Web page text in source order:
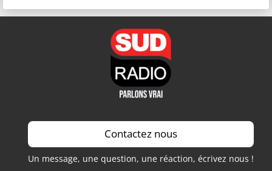
Contactez nous
Un message, une question, une réaction, écrivez nous !